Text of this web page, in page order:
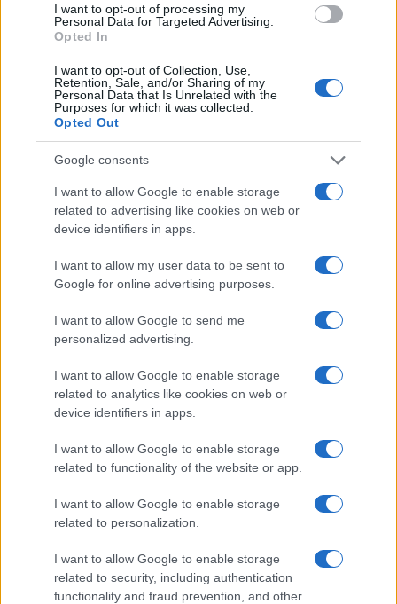
I want to opt-out of processing my
Personal Data for Targeted Advertising.
Opted In
I want to opt-out of Collection, Use,
Retention, Sale, and/or Sharing of my
Personal Data that Is Unrelated with the
Purposes for which it was collected.
Opted Out
Google consents
I want to allow Google to enable storage
related to advertising like cookies on web or
device identifiers in apps.
I want to allow my user data to be sent to
Google for online advertising purposes.
I want to allow Google to send me
personalized advertising.
I want to allow Google to enable storage
related to analytics like cookies on web or
device identifiers in apps.
I want to allow Google to enable storage
related to functionality of the website or app.
I want to allow Google to enable storage
related to personalization.
I want to allow Google to enable storage
related to security, including authentication
functionality and fraud prevention, and other
1 2 3 … 712
COTIZACIONES CRYPTO
$64,798.00
(ETH)
$1,916.40